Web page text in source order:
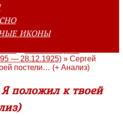
ИКОНЫ
— 28.12.1925) » Сергей
постели… (+ Анализ)
положил к твоей